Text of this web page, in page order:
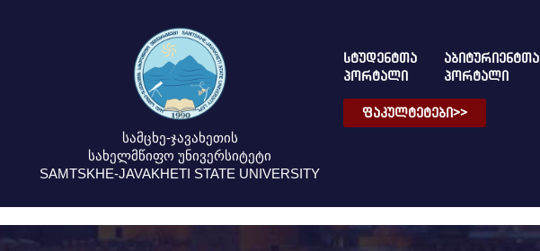
სამცხე-ჯავახეთის
სახელმწიფო უნივერსიტეტი
SAMTSKHE-JAVAKHETI STATE UNIVERSITY
ᲡᲢᲣᲓᲔᲜᲢᲗᲐ
ᲞᲝᲠᲢᲐᲚᲘ
ᲐᲑᲘᲢᲣᲠᲘᲔᲜᲢᲗᲐ
ᲞᲝᲠᲢᲐᲚᲘ
ᲤᲐᲙᲣᲚᲢᲔᲢᲔᲑᲘ>>